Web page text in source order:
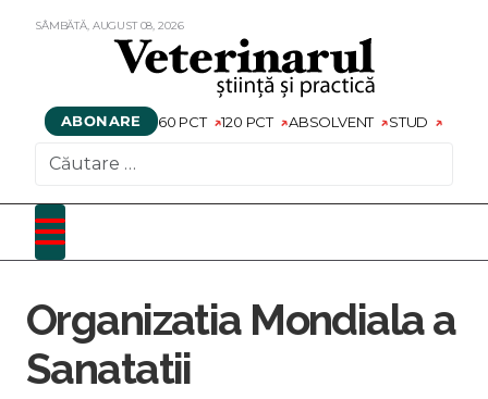
SÂMBĂTĂ, AUGUST08,2026
ABONARE 60 PCT 120 PCT ABSOLVENT STUD
Organizatia Mondiala a
Sanatatii